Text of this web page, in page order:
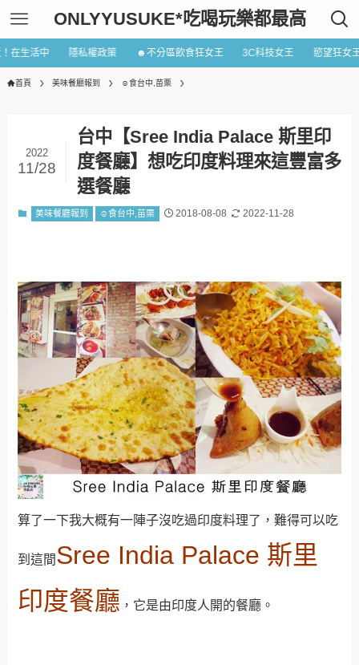
ONLYYUSUKE*吃喝玩樂都最高
在生活中 隱私權政策 ☻不分區飲食狂女王 3C科技女王 慾望狂女
首頁 美味餐廳報到 ☺食台中,苗栗
台中【Sree India Palace 斯里印
度餐廳】想吃印度料理來這豐富多
選餐廳
2022
11/28
美味餐廳報到 ☺食台中,苗栗 2018-08-08 2022-11-28
算了一下我大概有一陣子沒吃過印度料理了，難得可以吃
到這間Sree India Palace 斯里
印度餐廳 ，它是由印度人開的餐廳 。